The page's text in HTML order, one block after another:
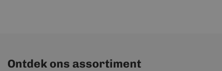
Ontdek ons assortiment